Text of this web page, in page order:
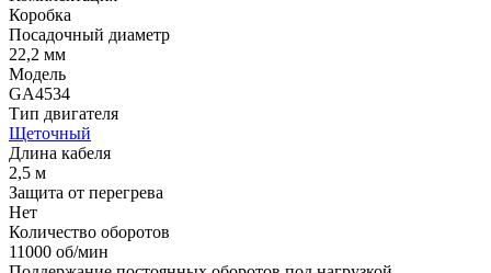
Коробка
Посадочный диаметр
22,2 мм
Модель
GA4534
Тип двигателя
Щеточный
Длина кабеля
2,5 м
Защита от перегрева
Нет
Количество оборотов
11000 об/мин